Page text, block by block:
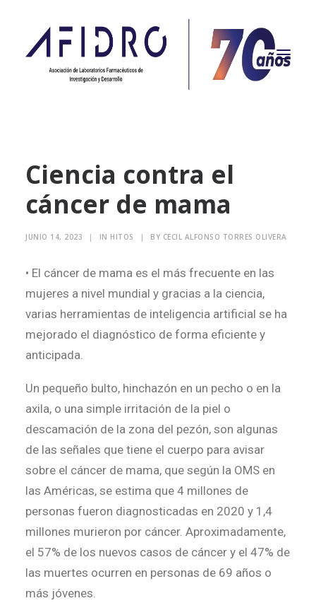
PROPÓSITO
PROYECTOS
CONTACTO
CAMPAÑAS
Ciencia contra el
cáncer de mama
JUNIO 14, 2023 | IN HITOS | BY CECIL ALFONSO TORRES OLIVERA
• El cáncer de mama es el más frecuente en las
mujeres a nivel mundial y gracias a la ciencia,
varias herramientas de inteligencia artificial se ha
mejorado el diagnóstico de forma eficiente y
anticipada.
Un pequeño bulto, hinchazón en un pecho o en la
axila, o una simple irritación de la piel o
descamación de la zona del pezón, son algunas
de las señales que tiene el cuerpo para avisar
sobre el cáncer de mama, que según la OMS en
las Américas, se estima que 4 millones de
personas fueron diagnosticadas en 2020 y 1,4
millones murieron por cáncer. Aproximadamente,
el 57% de los nuevos casos de cáncer y el 47% de
las muertes ocurren en personas de 69 años o
más jóvenes.